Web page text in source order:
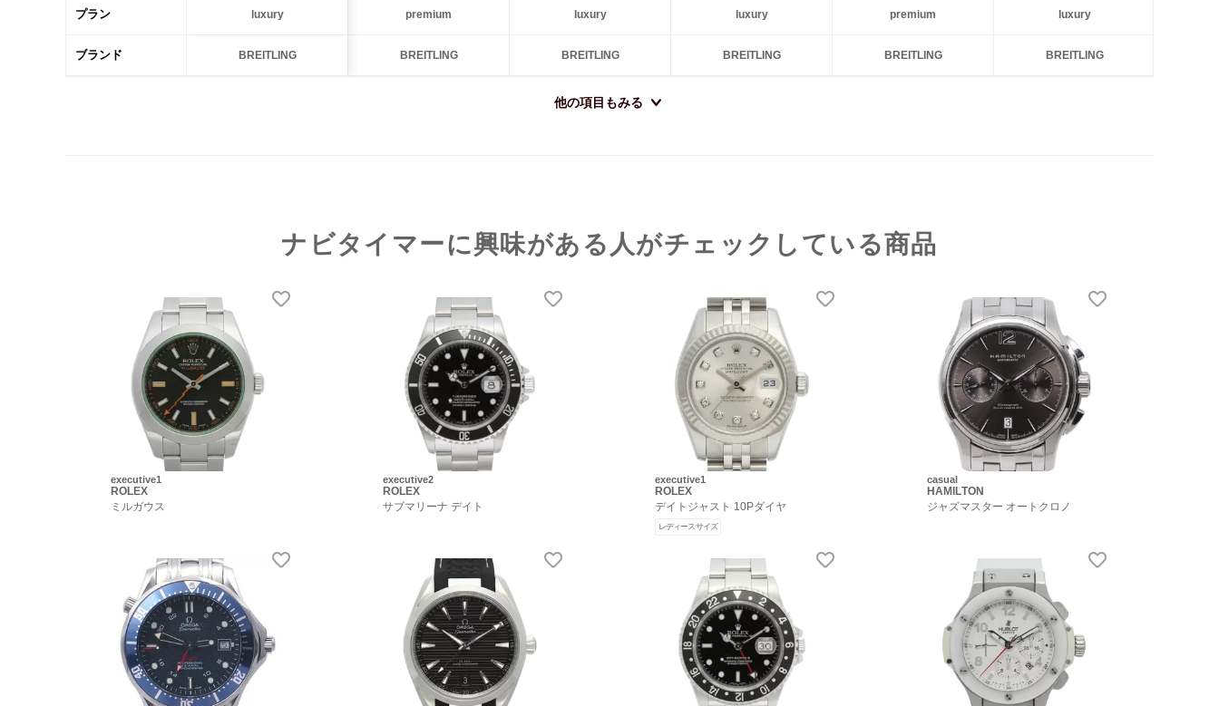
プラン luxury premium luxury luxury premium luxury
ブランド BREITLING BREITLING BREITLING BREITLING BREITLING BREITLING
他の項目もみる
ナビタイマーに興味がある人がチェックしている商品
executive1
ROLEX
ミルガウス
executive2
ROLEX
サブマリーナ デイト
executive1
ROLEX
デイトジャスト 10Pダイヤ
レディースサイズ
casual
HAMILTON
ジャズマスター オートクロノ